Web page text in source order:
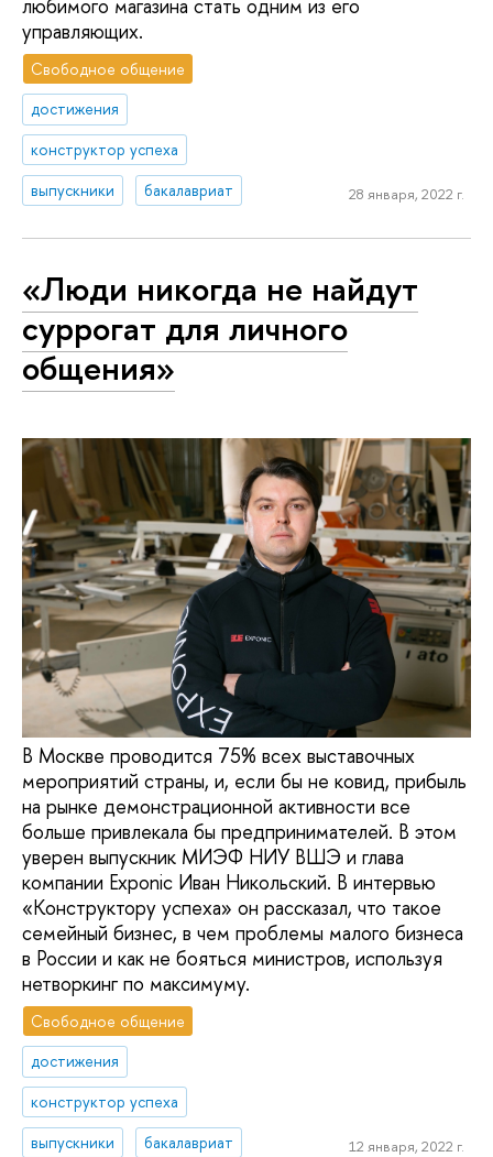
любимого магазина стать одним из его
управляющих.
Свободное общение
достижения
конструктор успеха
выпускники
бакалавриат 28 января, 2022 г.
«Люди никогда не найдут
суррогат для личного
общения»
В Москве проводится 75% всех выставочных
мероприятий страны, и, если бы не ковид, прибыль
на рынке демонстрационной активности все
больше привлекала бы предпринимателей. В этом
уверен выпускник МИЭФ НИУ ВШЭ и глава
компании Exponic Иван Никольский. В интервью
«Конструктору успеха» он рассказал, что такое
семейный бизнес, в чем проблемы малого бизнеса
в России и как не бояться министров, используя
нетворкинг по максимуму.
Свободное общение
достижения
конструктор успеха
выпускники
бакалавриат 12 января, 2022 г.